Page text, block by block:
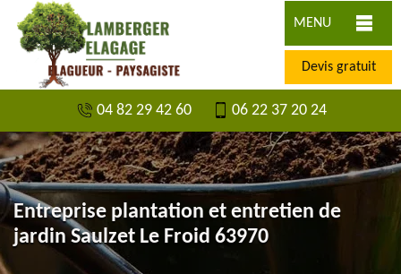
MENU
Devis gratuit
04 82 29 42 60 06 22 37 20 24
Entreprise plantation et entretien de
jardin Saulzet Le Froid 63970